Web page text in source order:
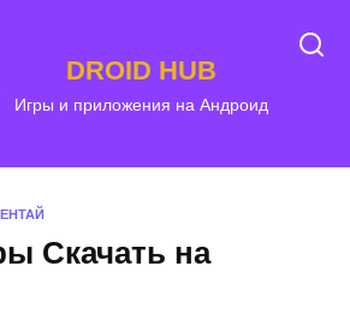
DROID HUB
Игры и приложения на Андроид
Скачать на